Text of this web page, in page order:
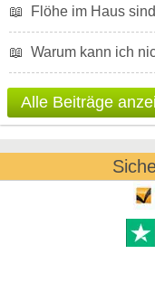
📖 Flöhe im Haus
📖 Warum kann ich
Alle Beiträge